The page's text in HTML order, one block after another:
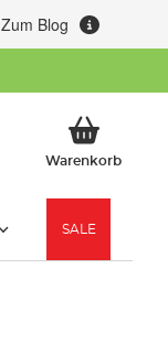
Zum Blog
WarenkorbMein
SALE